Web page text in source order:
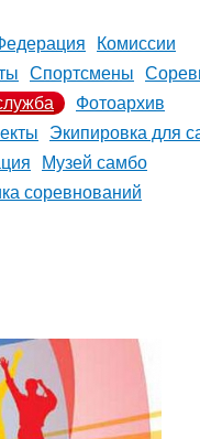
Комиссии
Спортсмены
Фотоархив
Экипировка для
Музей самбо
соревнований